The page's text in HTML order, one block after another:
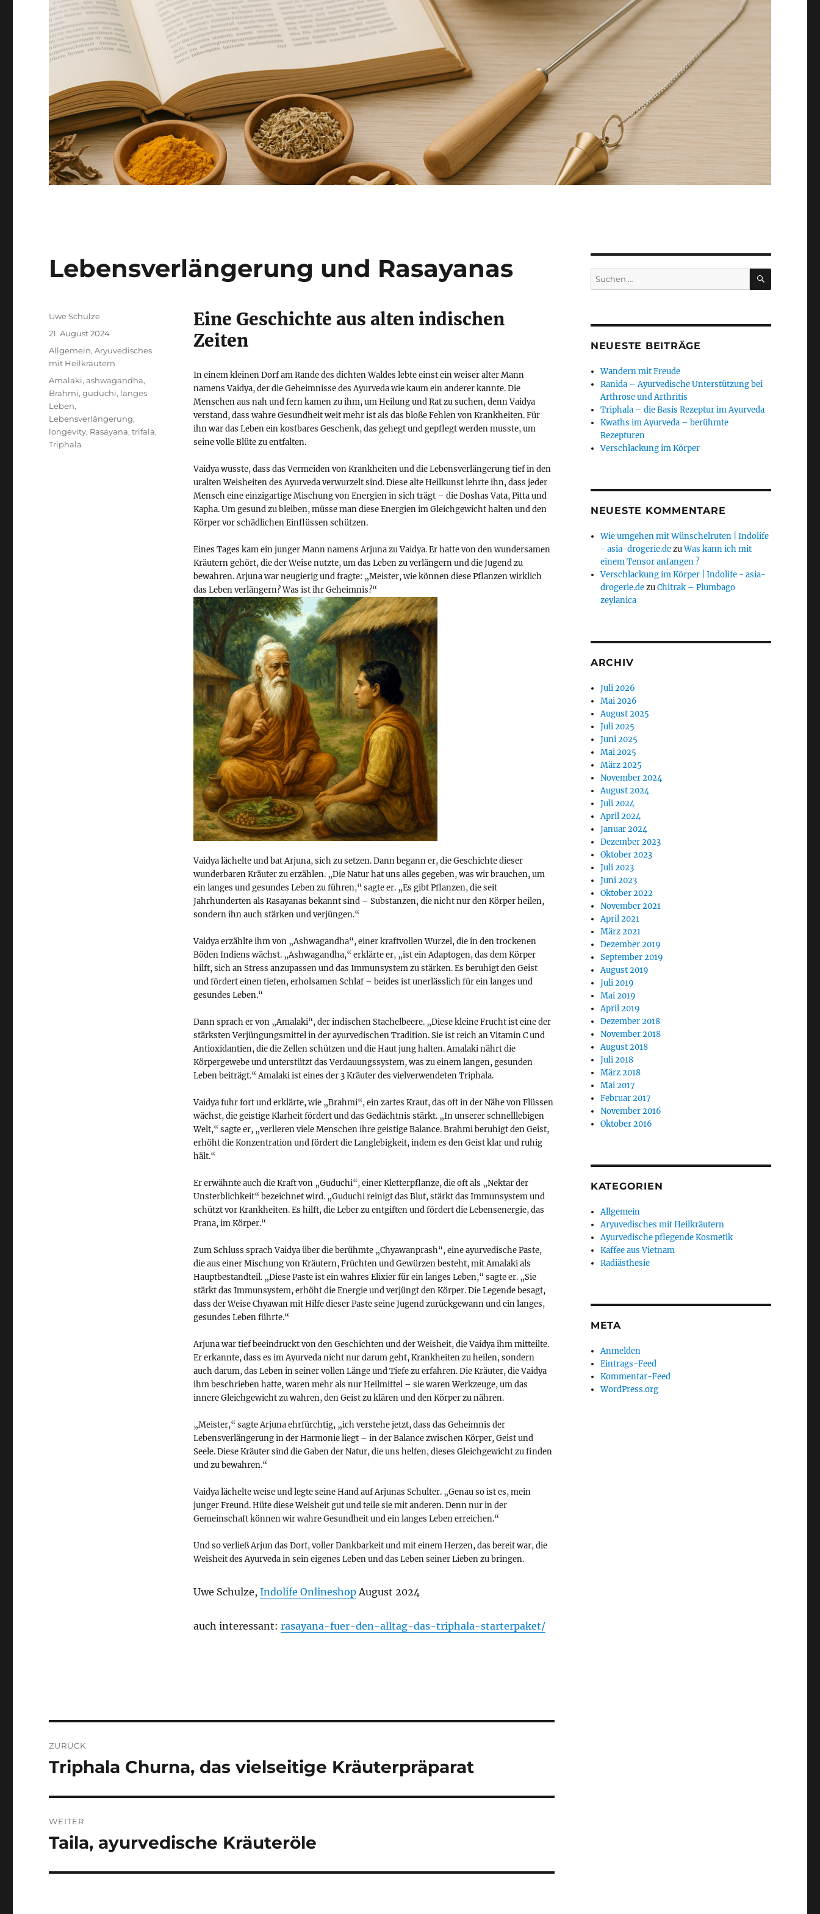
Lebensverlängerung und Rasayanas
Eine Geschichte aus alten indischen
Zeiten
In einem kleinen Dorf am Rande des dichten Waldes lebte einst ein weiser alter Mann
namens Vaidya, der die Geheimnisse des Ayurveda wie kaum ein anderer kannte. Die
Menschen aus nah und fern kamen zu ihm, um Heilung und Rat zu suchen, denn Vaidya
verstand, dass wahre Gesundheit weit mehr ist als das bloße Fehlen von Krankheiten. Für
ihn war das Leben ein kostbares Geschenk, das gehegt und gepflegt werden musste, um
seine volle Blüte zu entfalten.
Vaidya wusste, dass das Vermeiden von Krankheiten und die Lebensverlängerung tief in den
uralten Weisheiten des Ayurveda verwurzelt sind. Diese alte Heilkunst lehrte ihn, dass jeder
Mensch eine einzigartige Mischung von Energien in sich trägt – die Doshas Vata, Pitta und
Kapha. Um gesund zu bleiben, müsse man diese Energien im Gleichgewicht halten und den
Körper vor schädlichen Einflüssen schützen.
Eines Tages kam ein junger Mann namens Arjuna zu Vaidya. Er hatte von den wundersamen
Kräutern gehört, die der Weise nutzte, um das Leben zu verlängern und die Jugend zu
bewahren. Arjuna war neugierig und fragte: „Meister, wie können diese Pflanzen wirklich
das Leben verlängern? Was ist ihr Geheimnis?“
Vaidya lächelte und bat Arjuna, sich zu setzen. Dann begann er, die Geschichte dieser
wunderbaren Kräuter zu erzählen. „Die Natur hat uns alles gegeben, was wir brauchen, um
ein langes und gesundes Leben zu führen,“ sagte er. „Es gibt Pflanzen, die seit
Jahrhunderten als Rasayanas bekannt sind – Substanzen, die nicht nur den Körper heilen,
sondern ihn auch stärken und verjüngen.“
Vaidya erzählte ihm von „Ashwagandha“, einer kraftvollen Wurzel, die in den trockenen
Böden Indiens wächst. „Ashwagandha,“ erklärte er, „ist ein Adaptogen, das dem Körper
hilft, sich an Stress anzupassen und das Immunsystem zu stärken. Es beruhigt den Geist
und fördert einen tiefen, erholsamen Schlaf – beides ist unerlässlich für ein langes und
gesundes Leben.“
Dann sprach er von „Amalaki“, der indischen Stachelbeere. „Diese kleine Frucht ist eine der
stärksten Verjüngungsmittel in der ayurvedischen Tradition. Sie ist reich an Vitamin C und
Antioxidantien, die die Zellen schützen und die Haut jung halten. Amalaki nährt die
Körpergewebe und unterstützt das Verdauungssystem, was zu einem langen, gesunden
Leben beiträgt.“ Amalaki ist eines der 3 Kräuter des vielverwendeten Triphala.
Vaidya fuhr fort und erklärte, wie „Brahmi“, ein zartes Kraut, das oft in der Nähe von Flüssen
wächst, die geistige Klarheit fördert und das Gedächtnis stärkt. „In unserer schnelllebigen
Welt,“ sagte er, „verlieren viele Menschen ihre geistige Balance. Brahmi beruhigt den Geist,
erhöht die Konzentration und fördert die Langlebigkeit, indem es den Geist klar und ruhig
hält.“
Er erwähnte auch die Kraft von „Guduchi“, einer Kletterpflanze, die oft als „Nektar der
Unsterblichkeit“ bezeichnet wird. „Guduchi reinigt das Blut, stärkt das Immunsystem und
schützt vor Krankheiten. Es hilft, die Leber zu entgiften und fördert die Lebensenergie, das
Prana, im Körper.“
Zum Schluss sprach Vaidya über die berühmte „Chyawanprash“, eine ayurvedische Paste,
die aus einer Mischung von Kräutern, Früchten und Gewürzen besteht, mit Amalaki als
Hauptbestandteil. „Diese Paste ist ein wahres Elixier für ein langes Leben,“ sagte er. „Sie
stärkt das Immunsystem, erhöht die Energie und verjüngt den Körper. Die Legende besagt,
dass der Weise Chyawan mit Hilfe dieser Paste seine Jugend zurückgewann und ein langes,
gesundes Leben führte.“
Arjuna war tief beeindruckt von den Geschichten und der Weisheit, die Vaidya ihm mitteilte.
Er erkannte, dass es im Ayurveda nicht nur darum geht, Krankheiten zu heilen, sondern
auch darum, das Leben in seiner vollen Länge und Tiefe zu erfahren. Die Kräuter, die Vaidya
ihm beschrieben hatte, waren mehr als nur Heilmittel – sie waren Werkzeuge, um das
innere Gleichgewicht zu wahren, den Geist zu klären und den Körper zu nähren.
„Meister,“ sagte Arjuna ehrfürchtig, „ich verstehe jetzt, dass das Geheimnis der
Lebensverlängerung in der Harmonie liegt – in der Balance zwischen Körper, Geist und
Seele. Diese Kräuter sind die Gaben der Natur, die uns helfen, dieses Gleichgewicht zu finden
und zu bewahren.“
Vaidya lächelte weise und legte seine Hand auf Arjunas Schulter. „Genau so ist es, mein
junger Freund. Hüte diese Weisheit gut und teile sie mit anderen. Denn nur in der
Gemeinschaft können wir wahre Gesundheit und ein langes Leben erreichen.“
Und so verließ Arjun das Dorf, voller Dankbarkeit und mit einem Herzen, das bereit war, die
Weisheit des Ayurveda in sein eigenes Leben und das Leben seiner Lieben zu bringen.
Uwe Schulze, Indolife OnlineshopAugust 2024
auch interessant: rasayana-fuer-den-alltag-das-triphala-starterpaket/
Autor
Uwe Schulze
Veröffentlicht
am
21. August 2024
Kategorien
Allgemein,Aryuvedisches
mit Heilkräutern
Schlagwörter
Amalaki,ashwagandha,
Brahmi,guduchi, langes
Leben,
Lebensverlängerung,
longevity, Rasayana,trifala,
Triphala
ZURÜCK
Vorheriger
Triphala Churna, das vielseitige Kräuterpräparat
WEITER
Nächster
Taila, ayurvedische Kräuteröle
Suchen
nach:
SUCHEN
NEUESTE BEITRÄGE
Wandern mit Freude
Ranida – Ayurvedische Unterstützung bei
Arthrose und Arthritis
Triphala – die Basis Rezeptur im Ayurveda
Kwaths im Ayurveda – berühmte
Rezepturen
Verschlackung im Körper
NEUESTE KOMMENTARE
Wie umgehen mit Wünschelruten | Indolife
- asia-drogerie.dezuWas kann ich mit
einem Tensor anfangen ?
Verschlackung im Körper | Indolife - asia-
drogerie.dezuChitrak – Plumbago
zeylanica
ARCHIV
Juli 2026
Mai 2026
August 2025
Juli 2025
Juni 2025
Mai 2025
März 2025
November 2024
August 2024
Juli 2024
April 2024
Januar 2024
Dezember 2023
Oktober 2023
Juli 2023
Juni 2023
Oktober 2022
November 2021
April 2021
März 2021
Dezember 2019
September 2019
August 2019
Juli 2019
Mai 2019
April 2019
Dezember 2018
November 2018
August 2018
Juli 2018
März 2018
Mai 2017
Februar 2017
November 2016
Oktober 2016
KATEGORIEN
Allgemein
Aryuvedisches mit Heilkräutern
Ayurvedische pflegende Kosmetik
Kaffee aus Vietnam
Radiästhesie
META
Anmelden
Eintrags-Feed
Kommentar-Feed
WordPress.org